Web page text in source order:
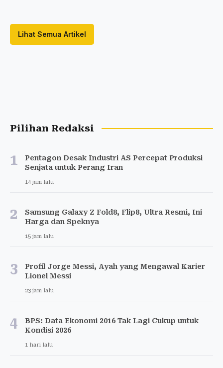
Lihat Semua Artikel
Pilihan Redaksi
1
Pentagon Desak Industri AS Percepat Produksi
Senjata untuk Perang Iran
14 jam lalu
2
Samsung Galaxy Z Fold8, Flip8, Ultra Resmi, Ini
Harga dan Speknya
15 jam lalu
3
Profil Jorge Messi, Ayah yang Mengawal Karier
Lionel Messi
23 jam lalu
4
BPS: Data Ekonomi 2016 Tak Lagi Cukup untuk
Kondisi 2026
1 hari lalu